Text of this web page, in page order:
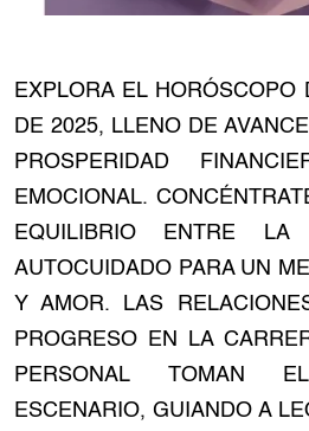
EXPLORA EL HORÓSCOPO
DE 2025, LLENO DE
PROSPERIDAD
EMOCIONAL.
EQUILIBRIO ENTRE
AUTOCUIDADO PARA UN
Y AMOR. LAS
PROGRESO EN LA
PERSONAL TOMAN
ESCENARIO, GUIANDO A